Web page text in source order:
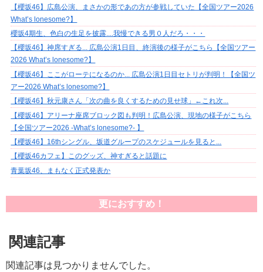
【櫻坂46】広島公演、まさかの形であの方が参戦していた【全国ツアー2026
What’s lonesome?】
櫻坂4期生、色白の生足を披露....我慢できる男０人だろ・・・
【櫻坂46】神席すぎる... 広島公演1日目、終演後の様子がこちら【全国ツアー
2026 What’s lonesome?】
【櫻坂46】ここがローテになるのか... 広島公演1日目セトリが判明！【全国ツ
アー2026 What’s lonesome?】
【櫻坂46】秋元康さん「次の曲を良くするための見せ球」←これ次...
【櫻坂46】アリーナ座席ブロック図も判明！広島公演、現地の様子がこちら
【全国ツアー2026 -What’s lonesome?- 】
【櫻坂46】16thシングル、坂道グループのスケジュールを見ると...
【櫻坂46カフェ】このグッズ、神すぎると話題に
青葉坂46、まもなく正式発表か
更におすすめ！
関連記事
関連記事は見つかりませんでした。